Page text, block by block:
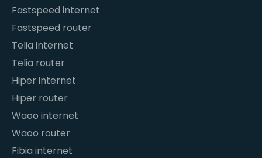
Fastspeed internet
Fastspeed router
Telia internet
Telia router
Hiper internet
Hiper router
Waoo internet
Waoo router
Fibia internet